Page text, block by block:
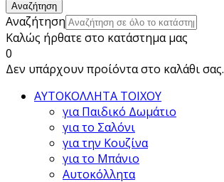
Αναζήτηση
Αναζήτηση
Καλώς ήρθατε στο κατάστημα μας
0
Δεν υπάρχουν προίόντα στο καλάθι σας.
ΑΥΤΟΚΟΛΛΗΤΑ ΤΟΙΧΟΥ
για Παιδικό Δωμάτιο
για το Σαλόνι
για την Κουζίνα
για το Μπάνιο
Αυτοκόλλητα